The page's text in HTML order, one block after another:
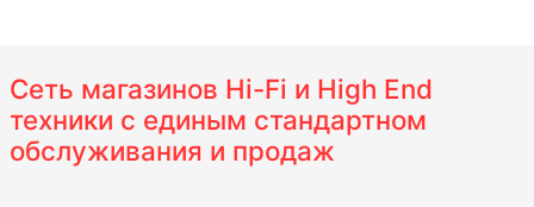
Сеть магазинов Hi-Fi и High End
техники с единым стандартном
обслуживания и продаж